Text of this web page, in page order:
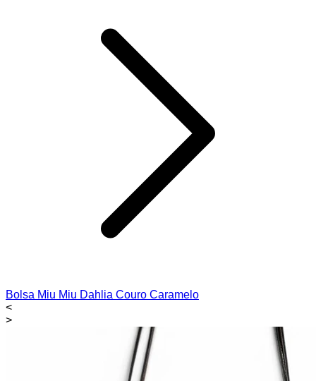
Bolsa Miu Miu Dahlia Couro Caramelo
<
>